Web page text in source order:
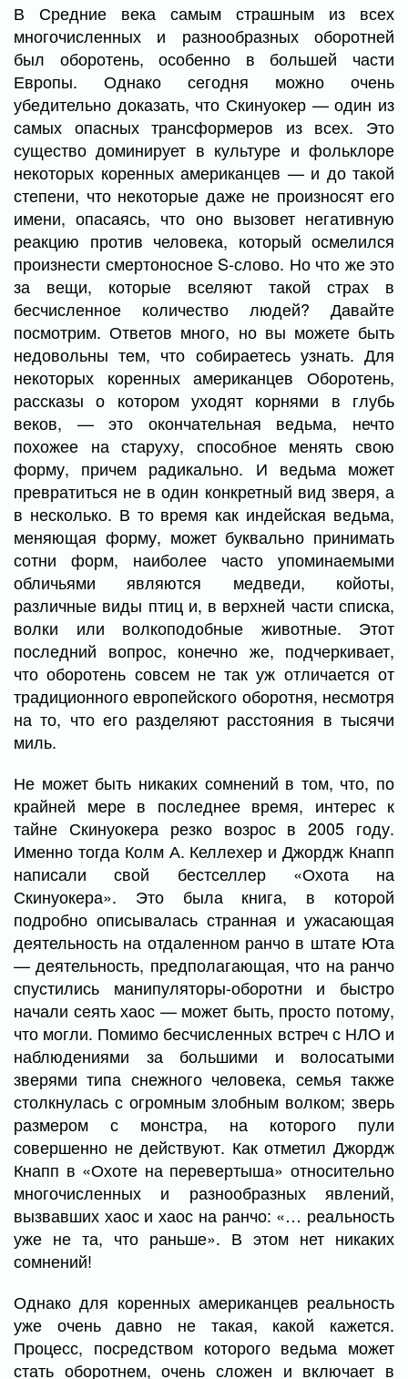
В Средние века самым страшным из всех
многочисленных и разнообразных оборотней
был оборотень, особенно в большей части
Европы. Однако сегодня можно очень
убедительно доказать, что Скинуокер — один из
самых опасных трансформеров из всех. Это
существо доминирует в культуре и фольклоре
некоторых коренных американцев — и до такой
степени, что некоторые даже не произносят его
имени, опасаясь, что оно вызовет негативную
реакцию против человека, который осмелился
произнести смертоносное S-слово. Но что же это
за вещи, которые вселяют такой страх в
бесчисленное количество людей? Давайте
посмотрим. Ответов много, но вы можете быть
недовольны тем, что собираетесь узнать. Для
некоторых коренных американцев Оборотень,
рассказы о котором уходят корнями в глубь
веков, — это окончательная ведьма, нечто
похожее на старуху, способное менять свою
форму, причем радикально. И ведьма может
превратиться не в один конкретный вид зверя, а
в несколько. В то время как индейская ведьма,
меняющая форму, может буквально принимать
сотни форм, наиболее часто упоминаемыми
обличьями являются медведи, койоты,
различные виды птиц и, в верхней части списка,
волки или волкоподобные животные. Этот
последний вопрос, конечно же, подчеркивает,
что оборотень совсем не так уж отличается от
традиционного европейского оборотня, несмотря
на то, что его разделяют расстояния в тысячи
миль.
Не может быть никаких сомнений в том, что, по
крайней мере в последнее время, интерес к
тайне Скинуокера резко возрос в 2005 году.
Именно тогда Колм А. Келлехер и Джордж Кнапп
написали свой бестселлер «Охота на
Скинуокера». Это была книга, в которой
подробно описывалась странная и ужасающая
деятельность на отдаленном ранчо в штате Юта
— деятельность, предполагающая, что на ранчо
спустились манипуляторы-оборотни и быстро
начали сеять хаос — может быть, просто потому,
что могли. Помимо бесчисленных встреч с НЛО и
наблюдениями за большими и волосатыми
зверями типа снежного человека, семья также
столкнулась с огромным злобным волком; зверь
размером с монстра, на которого пули
совершенно не действуют. Как отметил Джордж
Кнапп в «Охоте на перевертыша» относительно
многочисленных и разнообразных явлений,
вызвавших хаос и хаос на ранчо: «… реальность
уже не та, что раньше». В этом нет никаких
сомнений!
Однако для коренных американцев реальность
уже очень давно не такая, какой кажется.
Процесс, посредством которого ведьма может
стать оборотнем, очень сложен и включает в